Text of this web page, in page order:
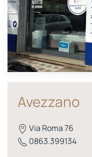
Avezzano
Via Roma 76
0863.399134